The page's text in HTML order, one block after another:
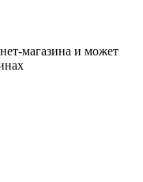
магазина и может